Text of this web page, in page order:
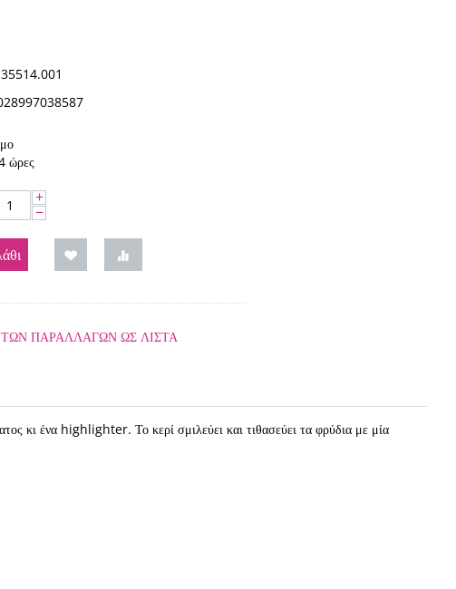
ώρες
+
−
ΠΑΡΑΛΛΑΓΏΝ ΩΣ ΛΊΣΤΑ
κι ένα highlighter. Το κερί σμιλεύει και τιθασεύει τα φρύδια με μία